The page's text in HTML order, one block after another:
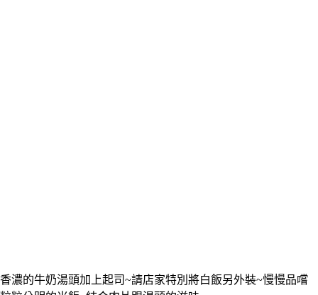
香濃的牛奶湯頭加上起司~請店家特別將白飯另外裝~慢慢品嚐